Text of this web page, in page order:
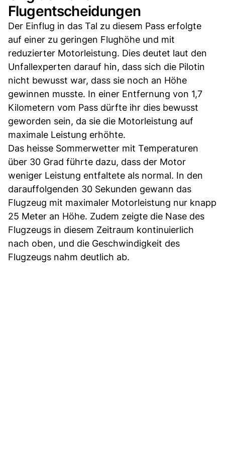
Flugentscheidungen
Der Einflug in das Tal zu diesem Pass erfolgte
auf einer zu geringen Flughöhe und mit
reduzierter Motorleistung. Dies deutet laut den
Unfallexperten darauf hin, dass sich die Pilotin
nicht bewusst war, dass sie noch an Höhe
gewinnen musste. In einer Entfernung von 1,7
Kilometern vom Pass dürfte ihr dies bewusst
geworden sein, da sie die Motorleistung auf
maximale Leistung erhöhte.
Das heisse Sommerwetter mit Temperaturen
über 30 Grad führte dazu, dass der Motor
weniger Leistung entfaltete als normal. In den
darauffolgenden 30 Sekunden gewann das
Flugzeug mit maximaler Motorleistung nur knapp
25 Meter an Höhe. Zudem zeigte die Nase des
Flugzeugs in diesem Zeitraum kontinuierlich
nach oben, und die Geschwindigkeit des
Flugzeugs nahm deutlich ab.